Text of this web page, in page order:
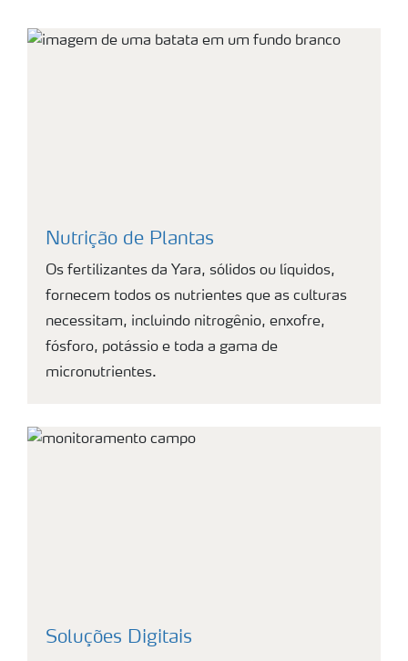
Nutrição de Plantas
Os fertilizantes da Yara, sólidos ou líquidos,
fornecem todos os nutrientes que as culturas
necessitam, incluindo nitrogênio, enxofre,
fósforo, potássio e toda a gama de
micronutrientes.
Soluções Digitais